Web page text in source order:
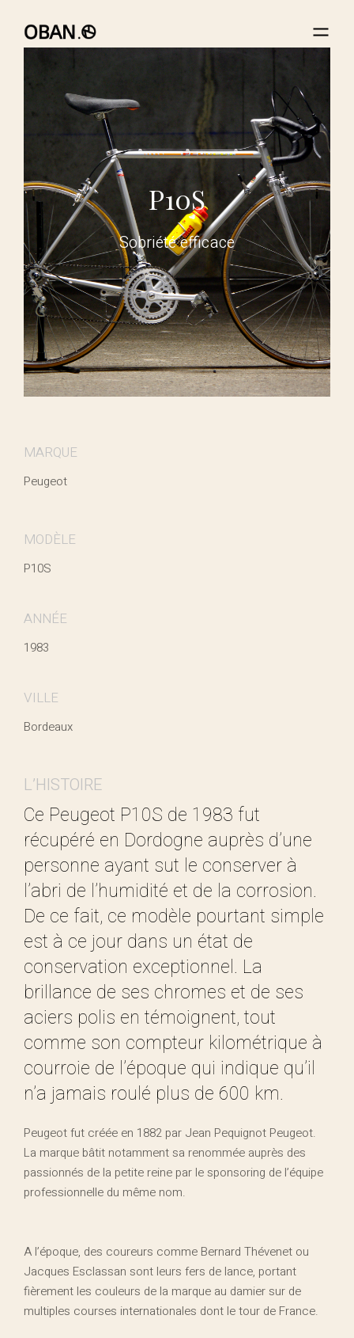
P10S
Sobriété efficace
MARQUE
Peugeot
MODÈLE
P10S
ANNÉE
1983
VILLE
Bordeaux
L’HISTOIRE
Ce Peugeot P10S de 1983 fut
récupéré en Dordogne auprès d’une
personne ayant sut le conserver à
l’abri de l’humidité et de la corrosion.
De ce fait, ce modèle pourtant simple
est à ce jour dans un état de
conservation exceptionnel. La
brillance de ses chromes et de ses
aciers polis en témoignent, tout
comme son compteur kilométrique à
courroie de l’époque qui indique qu’il
n’a jamais roulé plus de 600 km.
Peugeot fut créée en 1882 par Jean Pequignot Peugeot.
La marque bâtit notamment sa renommée auprès des
passionnés de la petite reine par le sponsoring de l’équipe
professionnelle du même nom.
A l’époque, des coureurs comme Bernard Thévenet ou
Jacques Esclassan sont leurs fers de lance, portant
fièrement les couleurs de la marque au damier sur de
multiples courses internationales dont le tour de France.